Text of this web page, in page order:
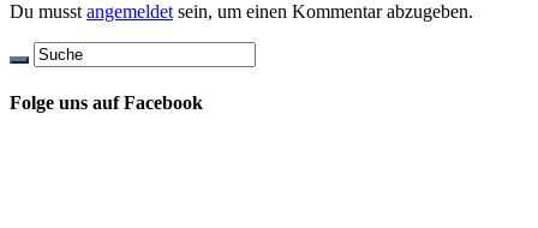
Du musst angemeldet sein, um einen Kommentar abzugeben.
Folge uns auf Facebook